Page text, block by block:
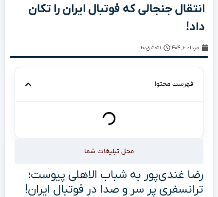
انتقال جنجالی که فوتبال ایران را تکان
داد!
مرداد ۶, ۱۴۰۴ ۵:۵۱ ق٫ظ
فهرست محتوا
محل تبلیغات شما
رضا غندی‌پور به شباب الاهلی پیوست؛
ترانسفری پر سر و صدا در فوتبال ایران!